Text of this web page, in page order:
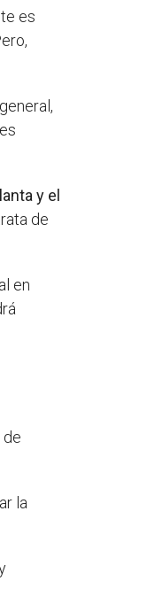
es
y el
de
en
de
la